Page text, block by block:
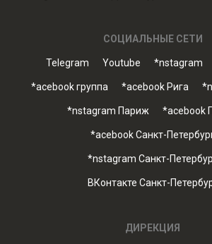
СОЦИАЛЬНЫЕ СЕТИ
Telegram Youtube *nstagram
*acebook группа *acebook Рига
*nstagram Париж *acebook
*acebook Санкт-
*nstagram Санкт-
ВКонтакте Санкт-
ДИРЕКЦИЯ